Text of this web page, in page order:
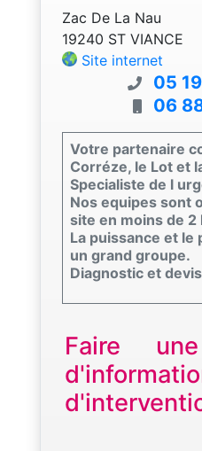
Zac De La Nau
19240 ST VIANCE
Site internet
05
06
Votre partenaire
Corréze, le Lot et
Specialiste de l
Nos equipes sont
site en moins de 2
La puissance et le
un grand groupe.
Diagnostic et
Faire